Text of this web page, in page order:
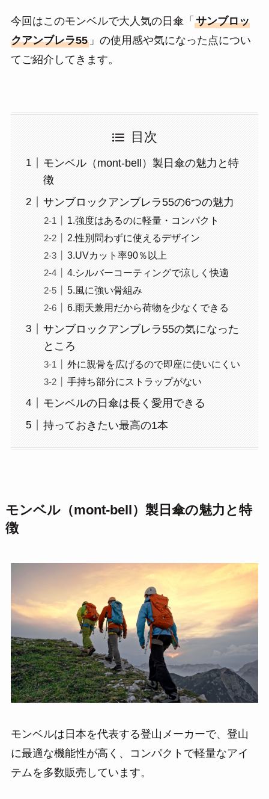
今回はこのモンベルで大人気の日傘「 サンブロッ
クアンブレラ55」の使用感や気になった点につい
てご紹介してきます。
目次
モンベル（mont-bell）製日傘の魅力と特
徴
サンブロックアンブレラ55の6つの魅力
1.強度はあるのに軽量・コンパクト
2.性別問わずに使えるデザイン
3.UVカット率90％以上
4.シルバーコーティングで涼しく快適
5.風に強い骨組み
6.雨天兼用だから荷物を少なくできる
サンブロックアンブレラ55の気になった
ところ
外に親骨を広げるので即座に使いにくい
手持ち部分にストラップがない
モンベルの日傘は長く愛用できる
持っておきたい最高の1本
モンベル（mont-bell）製日傘の魅力と特
徴
モンベルは日本を代表する登山メーカーで、登山
に最適な機能性が高く、コンパクトで軽量なアイ
テムを多数販売しています。